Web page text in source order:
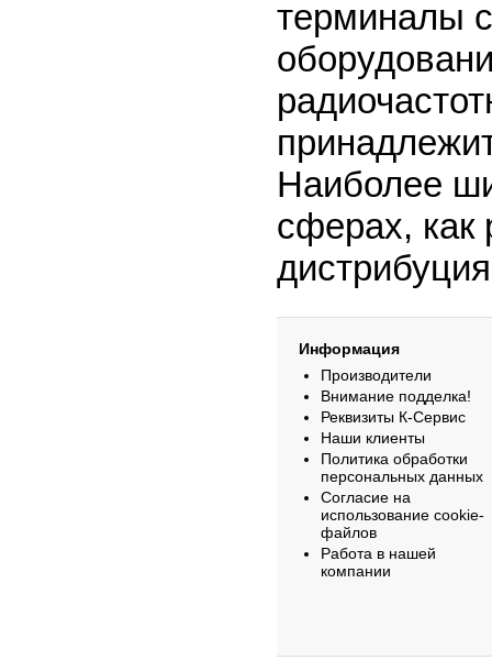
терминалы
Наиболее
сферах, как
Информация
Производители
Внимание подделка!
Реквизиты К-Сервис
Наши клиенты
Политика обработки
персональных данных
Согласие на
использование cookie-
файлов
Работа в нашей
компании